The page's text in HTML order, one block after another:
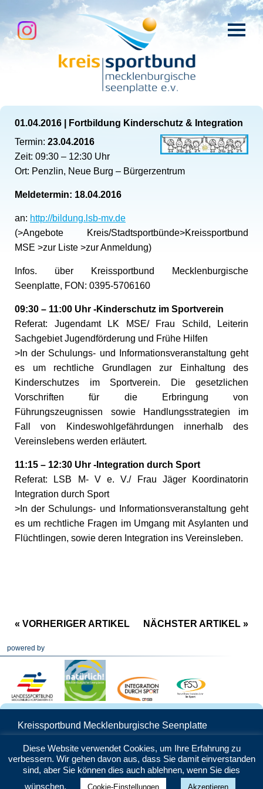
01.04.2016
Fortbildung Kinderschutz & Integration
Termin: 23.04.2016
Zeit: 09:30 – 12:30 Uhr
Ort: Penzlin, Neue Burg – Bürgerzentrum
Meldetermin: 18.04.2016
an: http://bildung.lsb-mv.de
(>Angebote Kreis/Stadtsportbünde>Kreissportbund
MSE >zur Liste >zur Anmeldung)
Infos. über Kreissportbund Mecklenburgische
Seenplatte, FON: 0395-5706160
09:30 – 11:00 Uhr -Kinderschutz im Sportverein
Referat: Jugendamt LK MSE/ Frau Schild, Leiterin
Sachgebiet Jugendförderung und Frühe Hilfen
>In der Schulungs- und Informationsveranstaltung geht
es um rechtliche Grundlagen zur Einhaltung des
Kinderschutzes im Sportverein. Die gesetzlichen
Vorschriften für die Erbringung von
Führungszeugnissen sowie Handlungsstrategien im
Fall von Kindeswohlgefährdungen innerhalb des
Vereinslebens werden erläutert.
11:15 – 12:30 Uhr -Integration durch Sport
Referat: LSB M- V e. V./ Frau Jäger Koordinatorin
Integration durch Sport
>In der Schulungs- und Informationsveranstaltung geht
es um rechtliche Fragen im Umgang mit Asylanten und
Flüchtlingen, sowie deren Integration ins Vereinsleben.
NÄCHSTER ARTIKEL »
« VORHERIGER ARTIKEL
powered by
Kreissportbund Mecklenburgische Seenplatte
Telefon: 0395 5706160 | Mail:info@ksb-
seenplatte.de
Datenschutz
Impressum
Diese Website verwendet Cookies, um Ihre Erfahrung zu
verbessern. Wir gehen davon aus, dass Sie damit einverstanden
sind, aber Sie können dies auch ablehnen, wenn Sie dies
wünschen.
Cookie-Einstellungen Akzeptieren